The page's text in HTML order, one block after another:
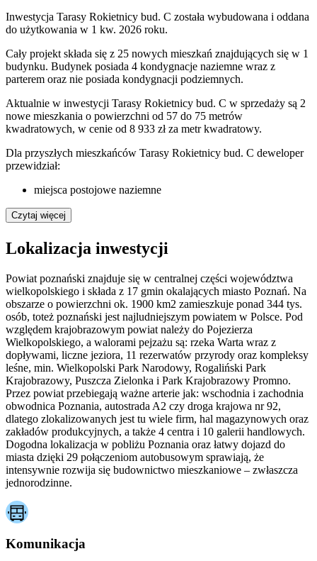
Inwestycja Tarasy Rokietnicy bud. C została wybudowana i oddana
do użytkowania w 1 kw. 2026 roku.
Cały projekt składa się z 25 nowych mieszkań znajdujących się w 1
budynku. Budynek posiada 4 kondygnacje naziemne wraz z
parterem oraz nie posiada kondygnacji podziemnych.
Aktualnie w inwestycji Tarasy Rokietnicy bud. C w sprzedaży są 2
nowe mieszkania o powierzchni od 57 do 75 metrów
kwadratowych, w cenie od 8 933 zł za metr kwadratowy.
Dla przyszłych mieszkańców Tarasy Rokietnicy bud. C deweloper
przewidział:
miejsca postojowe naziemne
Czytaj więcej
Lokalizacja inwestycji
Powiat poznański znajduje się w centralnej części województwa
wielkopolskiego i składa z 17 gmin okalających miasto Poznań. Na
obszarze o powierzchni ok. 1900 km2 zamieszkuje ponad 344 tys.
osób, toteż poznański jest najludniejszym powiatem w Polsce. Pod
względem krajobrazowym powiat należy do Pojezierza
Wielkopolskiego, a walorami pejzażu są: rzeka Warta wraz z
dopływami, liczne jeziora, 11 rezerwatów przyrody oraz kompleksy
leśne, min. Wielkopolski Park Narodowy, Rogaliński Park
Krajobrazowy, Puszcza Zielonka i Park Krajobrazowy Promno.
Przez powiat przebiegają ważne arterie jak: wschodnia i zachodnia
obwodnica Poznania, autostrada A2 czy droga krajowa nr 92,
dlatego zlokalizowanych jest tu wiele firm, hal magazynowych oraz
zakładów produkcyjnych, a także 4 centra i 10 galerii handlowych.
Dogodna lokalizacja w pobliżu Poznania oraz łatwy dojazd do
miasta dzięki 29 połączeniom autobusowym sprawiają, że
intensywnie rozwija się budownictwo mieszkaniowe – zwłaszcza
jednorodzinne.
Komunikacja